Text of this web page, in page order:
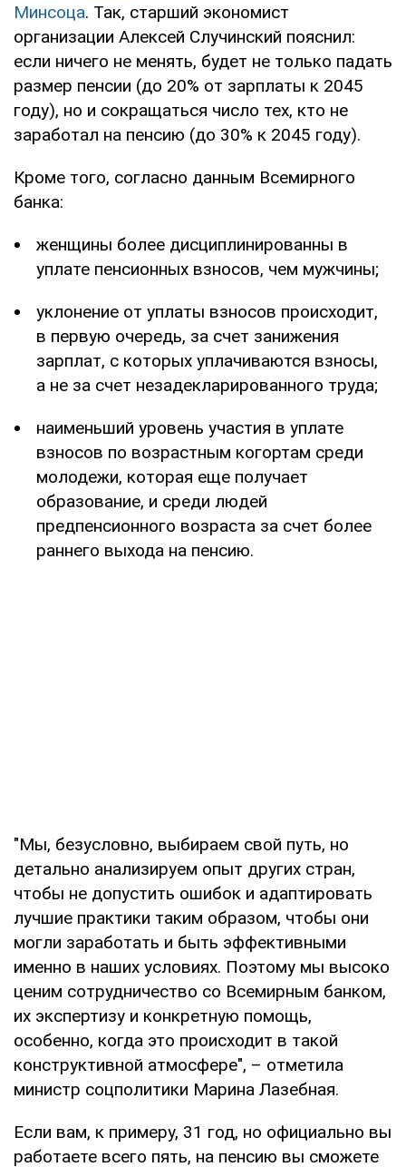
Минсоца. Так, старший экономист
организации Алексей Случинский пояснил:
если ничего не менять, будет не только падать
размер пенсии (до 20% от зарплаты к 2045
году), но и сокращаться число тех, кто не
заработал на пенсию (до 30% к 2045 году).
Кроме того, согласно данным Всемирного
банка:
женщины более дисциплинированны в
уплате пенсионных взносов, чем мужчины;
уклонение от уплаты взносов происходит,
в первую очередь, за счет занижения
зарплат, с которых уплачиваются взносы,
а не за счет незадекларированного труда;
наименьший уровень участия в уплате
взносов по возрастным когортам среди
молодежи, которая еще получает
образование, и среди людей
предпенсионного возраста за счет более
раннего выхода на пенсию.
"Мы, безусловно, выбираем свой путь, но
детально анализируем опыт других стран,
чтобы не допустить ошибок и адаптировать
лучшие практики таким образом, чтобы они
могли заработать и быть эффективными
именно в наших условиях. Поэтому мы высоко
ценим сотрудничество со Всемирным банком,
их экспертизу и конкретную помощь,
особенно, когда это происходит в такой
конструктивной атмосфере", – отметила
министр соцполитики Марина Лазебная.
Если вам, к примеру, 31 год, но официально вы
работаете всего пять, на пенсию вы сможете